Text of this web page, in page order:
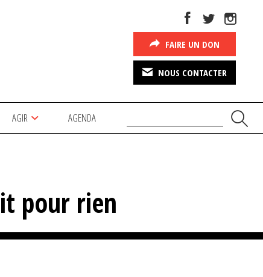
FAIRE UN DON
NOUS CONTACTER
AGIR AGENDA
pour rien